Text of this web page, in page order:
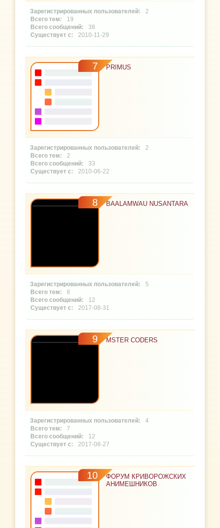
2
19
38
2010-11-29
7 PRIMUS
2
2
33
2010-06-22
8 BAALAMWAU NUSANTARA
5
6
12
2017-08-31
9 MSTER CODERS
4
7
12
2017-08-27
10
ФОРУМ КРИВОРОЖСКИХ
АНИМЕШНИКОВ